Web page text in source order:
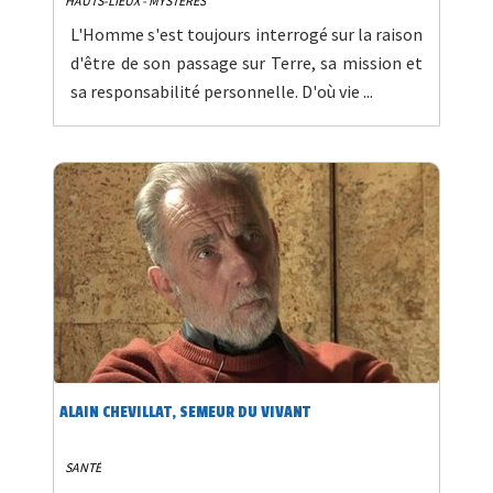
L'Homme s'est toujours interrogé sur la raison
d'être de son passage sur Terre, sa mission et
sa responsabilité personnelle. D'où vie ...
ALAIN CHEVILLAT, SEMEUR DU VIVANT
SANTÉ